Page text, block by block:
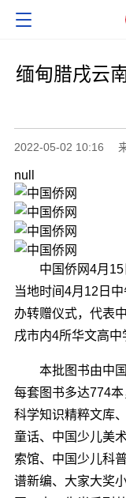
缅甸腊戌云
2022-05-02 10:16
null
中国侨网4月15日
当地时间4月12日
办转赠仪式，代表
戌市内4所华文高中
本批图书由中国
每套图书多达774
科学知识精粹文库
童话、中国少儿美
索馆、中国少儿科
谱新编、大家大奖